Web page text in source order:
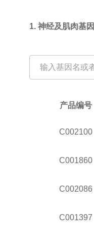
1. 神经及肌肉基
产品编号
C002100
C001860
C002086
C001397